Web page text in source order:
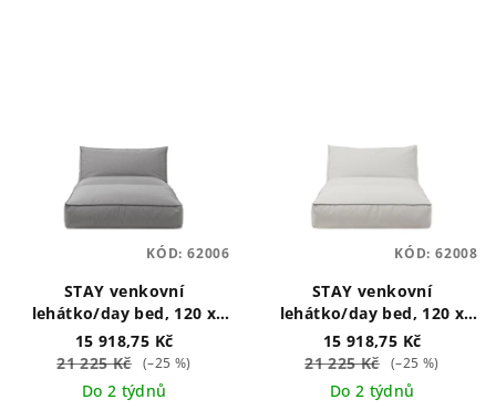
STAY venkovní
lehátko/day bed, 120 x
190 cm šedé
15 918,75 Kč
21 225 Kč (–25 %)
Do 2 týdnů
KÓD: 62006
STAY venkovní
lehátko/day bed, 120 x
190 cm šedé
15 918,75 Kč
21 225 Kč (–25 %)
Do 2 týdnů
KÓD: 62008